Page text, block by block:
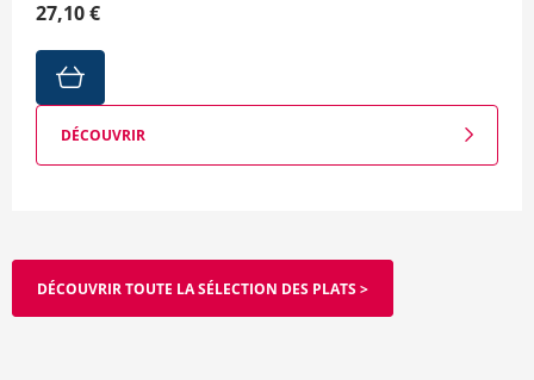
27,10 €
DÉCOUVRIR
DÉCOUVRIR TOUTE LA SÉLECTION DES PLATS >